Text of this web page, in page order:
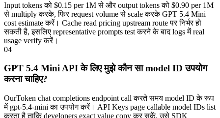
Input tokens को $0.15 per 1M से और output tokens को $0.90 per 1M
से multiply करके, फिर request volume से scale करके GPT 5.4 Mini
cost estimate करें। Cache read pricing upstream route पर निर्भर हो
सकती है, इसलिए representative prompts test करने के बाद logs में real
usage verify करें।
04
GPT 5.4 Mini API के लिए मुझे कौन सा model ID उपयोग
करना चाहिए?
OurToken chat completions endpoint call करते समय model ID के रूप
में gpt-5.4-mini का उपयोग करें। API Keys page callable model IDs list
करता है ताकि developers exact value copy कर सकें, उसे SDK